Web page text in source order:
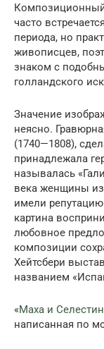
часто
периода, но
живописцев,
знаком с
голландского
Значение
неясно.
(1740—1808),
принадлежала
называлась
века женщины из
имели репутацию
картина
любовное
композиции
Хейтсбери
названием
«Маха и
написанная по